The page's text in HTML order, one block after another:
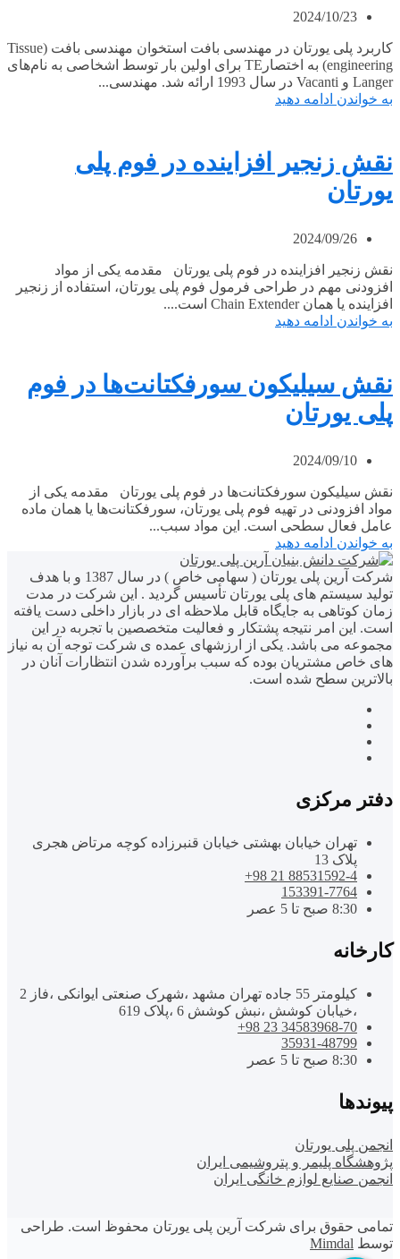
2024/10/23
کاربرد پلی یورتان در مهندسی بافت استخوان مهندسی بافت (Tissue
engineering) به اختصارTE برای اولین بار توسط اشخاصی به نام‌های
Langer و Vacanti در سال 1993 ارائه شد. مهندسی...
به خواندن ادامه دهید
نقش زنجیر افزاینده در فوم پلی
یورتان
2024/09/26
نقش زنجیر افزاینده در فوم پلی یورتان مقدمه یکی از مواد
افزودنی مهم در طراحی فرمول فوم پلی یورتان، استفاده از زنجیر
افزاینده یا همان Chain Extender است....
به خواندن ادامه دهید
نقش سیلیکون سورفکتانت‌ها در فوم
پلی یورتان
2024/09/10
نقش سیلیکون سورفکتانت‌ها در فوم پلی یورتان مقدمه یکی از
مواد افزودنی در تهیه فوم پلی یورتان، سورفکتانت‌ها یا همان ماده
عامل فعال سطحی است. این مواد سبب...
به خواندن ادامه دهید
شركت آرين پلى یورتان ( سهامى خاص ) در سال 1387 و با هدف
توليد سيستم هاى پلى یورتان تأسيس گرديد . اين شركت در مدت
زمان كوتاهی به جايگاه قابل ملاحظه اى در بازار داخلى دست يافته
است. اين امر نتیجه پشتکار و فعالیت متخصصین با تجربه در این
مجموعه می باشد. يكى از ارزشهاى عمده ى شركت توجه آن به نياز
هاى خاص مشتريان بوده كه سبب برآورده شدن انتظارات آنان در
بالاترين سطح شده است.
دفتر مرکزی
تهران خیابان بهشتی خیابان قنبرزاده کوچه مرتاض هجری
پلاک 13
88531592-4 21 98+
153391-7764
8:30 صبح تا 5 عصر
کارخانه
کیلومتر 55 جاده تهران مشهد ،شهرک صنعتی ایوانکی ،فاز 2
،خیابان کوشش ،نبش کوشش 6 ،پلاک 619
34583968-70 23 98+
35931-48799
8:30 صبح تا 5 عصر
پیوندها
انجمن پلی یورتان
پژوهشگاه پلیمر و پتروشیمی ایران
انجمن صنایع لوازم خانگی ایران
تمامی حقوق برای شرکت آرین پلی یورتان محفوظ است. طراحی
توسط Mimdal